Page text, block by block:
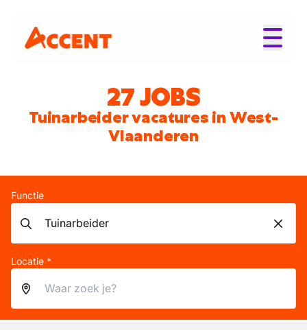
27 JOBS
Tuinarbeider vacatures in West-
Vlaanderen
Functie
Locatie *